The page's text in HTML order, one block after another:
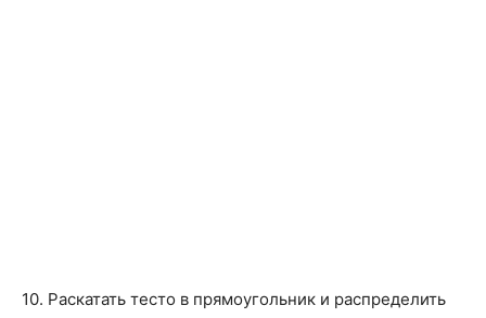
10. Раскатать тесто в прямоугольник и распределить